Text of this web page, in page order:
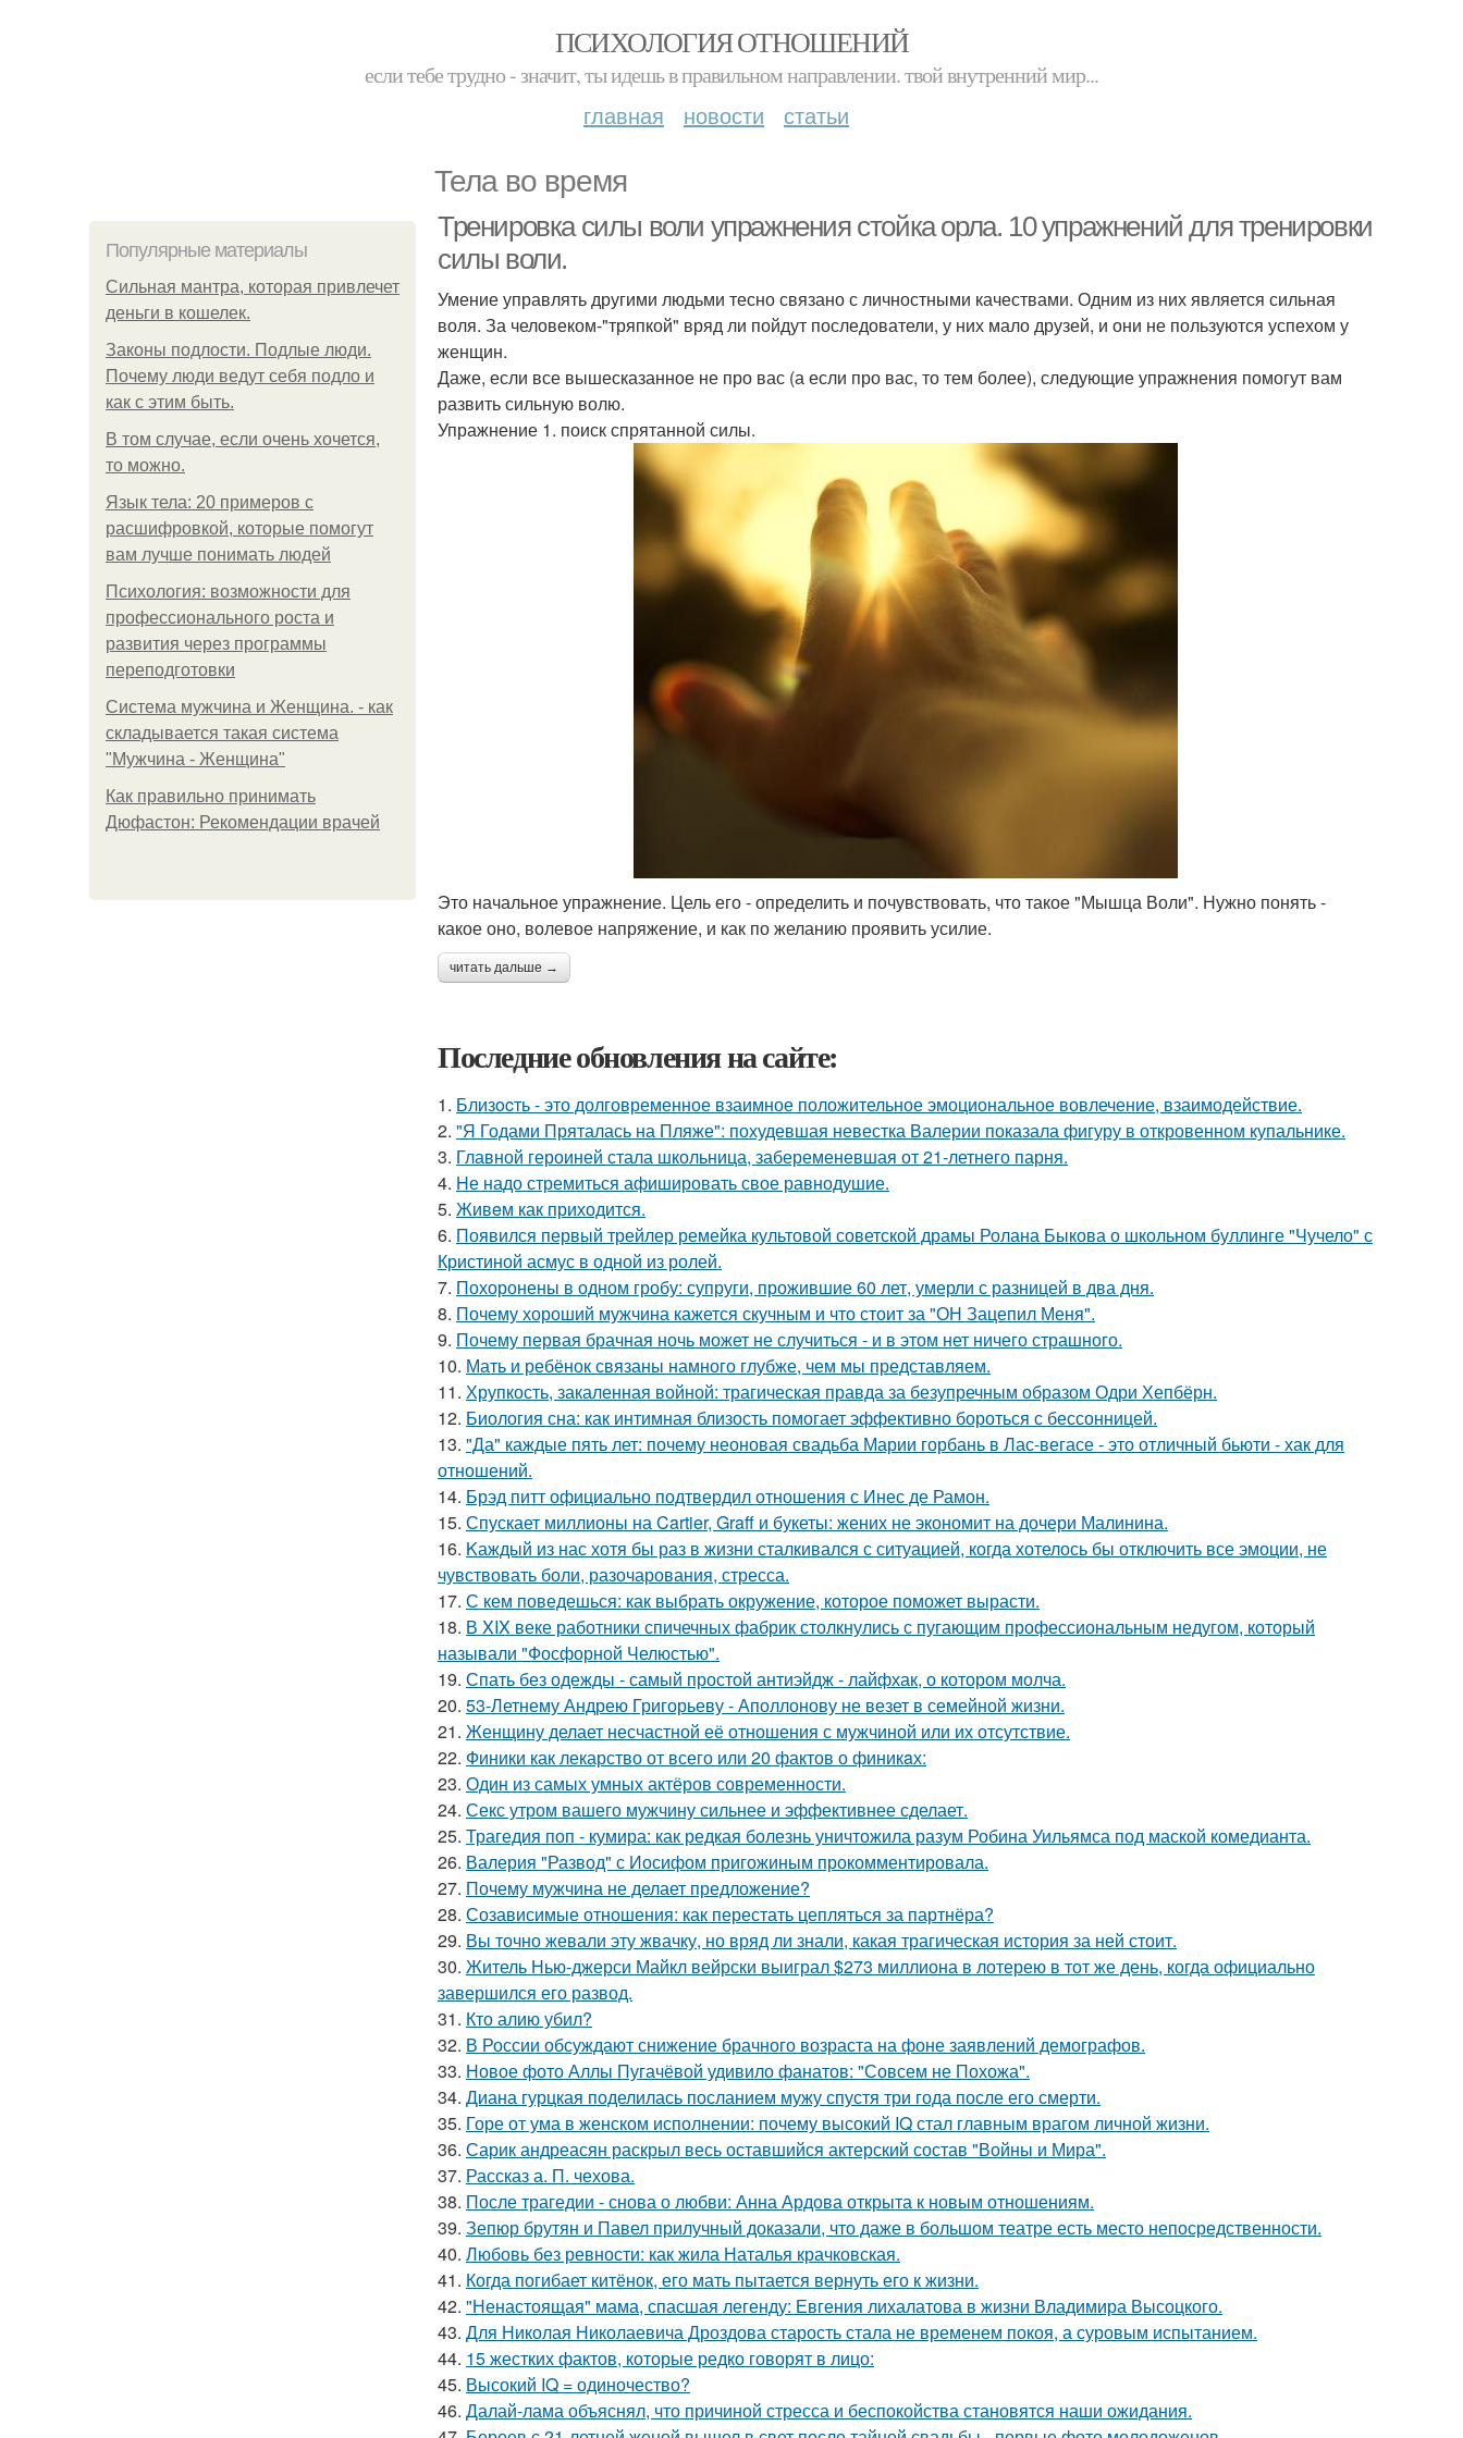
ПСИХОЛОГИЯ ОТНОШЕНИЙ
если тебе трудно - значит, ты идешь в правильном направлении. твой внутренний мир...
главная новости статьи
Тела во время
Популярные материалы
Сильная мантра, которая привлечет
деньги в кошелек.
Законы подлости. Подлые люди.
Почему люди ведут себя подло и
как с этим быть.
В том случае, если очень хочется,
то можно.
Язык тела: 20 примеров с
расшифровкой, которые помогут
вам лучше понимать людей
Психология: возможности для
профессионального роста и
развития через программы
переподготовки
Система мужчина и Женщина. - как
складывается такая система
"Мужчина - Женщина"
Как правильно принимать
Дюфастон: Рекомендации врачей
Тренировка силы воли упражнения стойка орла. 10 упражнений для тренировки
силы воли.
Умение управлять другими людьми тесно связано с личностными качествами. Одним из них является сильная
воля. За человеком-"тряпкой" вряд ли пойдут последователи, у них мало друзей, и они не пользуются успехом у
женщин.
Даже, если все вышесказанное не про вас (а если про вас, то тем более), следующие упражнения помогут вам
развить сильную волю.
Упражнение 1. поиск спрятанной силы.
Это начальное упражнение. Цель его - определить и почувствовать, что такое "Мышца Воли". Нужно понять -
какое оно, волевое напряжение, и как по желанию проявить усилие.
читать дальше →
Последние обновления на сайте:
1. Близocть - это долговременное взаимное положительное эмоциональное вовлечение, взаимодействие.
2. "Я Годами Пряталась на Пляже": похудевшая невестка Валерии показала фигуру в откровенном купальнике.
3. Главной героиней стала школьница, забеременевшая от 21-летнего парня.
4. Hе надо стремиться афишировать свое равнодушие.
5. Живeм как приходится.
6. Появился первый трейлер ремейка культовой советской драмы Ролана Быкова о школьном буллинге "Чучело" с
Кристиной асмус в одной из ролей.
7. Похоронены в одном гробу: супруги, прожившие 60 лет, умерли с разницей в два дня.
8. Почему хороший мужчина кажется скучным и что стоит за "ОН Зацепил Меня".
9. Почему первая брачная ночь может не случиться - и в этом нет ничего страшного.
10. Мать и ребёнок связаны намного глубже, чем мы представляем.
11. Хрупкость, закаленная войной: трагическая правда за безупречным образом Одри Хепбёрн.
12. Биология сна: как интимная близость помогает эффективно бороться с бессонницей.
13. "Да" каждые пять лет: почему неоновая свадьба Марии горбань в Лас-вегасе - это отличный бьюти - хак для
отношений.
14. Брэд питт официально подтвердил отношения с Инес де Рамон.
15. Спускает миллионы на Cartier, Graff и букеты: жених не экономит на дочери Малинина.
16. Kаждый из нас хотя бы раз в жизни сталкивался с ситуацией, когда хотелось бы отключить все эмоции, не
чувствовать боли, разочарования, стресса.
17. С кем поведешься: как выбрать окружение, которое поможет вырасти.
18. В XIX веке работники спичечных фабрик столкнулись с пугающим профессиональным недугом, который
называли "Фосфорной Челюстью".
19. Спать без одежды - самый простой антиэйдж - лайфхак, о котором молча.
20. 53-Летнему Андрею Григорьеву - Аполлонову не везет в семейной жизни.
21. Женщину делает несчастной её отношения с мужчиной или их отсутствие.
22. Финики как лекарство от всего или 20 фактов о финикaх:
23. Один из самых умных актёров современности.
24. Секс утром вашего мужчину сильнее и эффективнее сделает.
25. Трагедия поп - кумира: как редкая болезнь уничтожила разум Робина Уильямса под маской комедианта.
26. Валерия "Развод" с Иосифом пригожиным прокомментировала.
27. Почему мужчина не делает предложение?
28. Созависимые отношения: как перестать цепляться за партнёра?
29. Вы точно жевали эту жвачку, но вряд ли знали, какая трагическая история за ней стоит.
30. Житель Нью-джерси Майкл вейрски выиграл $273 миллиона в лотерею в тот же день, когда официально
завершился его развод.
31. Кто алию убил?
32. В России обсуждают снижение брачного возраста на фоне заявлений демографов.
33. Новое фото Аллы Пугачёвой удивило фанатов: "Совсем не Похожа".
34. Диана гурцкая поделилась посланием мужу спустя три года после его смерти.
35. Горе от ума в женском исполнении: почему высокий IQ стал главным врагом личной жизни.
36. Сарик андреасян раскрыл весь оставшийся актерский состав "Войны и Мира".
37. Рассказ а. П. чехова.
38. После трагедии - снова о любви: Анна Ардова открыта к новым отношениям.
39. Зепюр брутян и Павел прилучный доказали, что даже в большом театре есть место непосредственности.
40. Любовь без ревности: как жила Наталья крачковская.
41. Когда погибает китёнок, его мать пытается вернуть его к жизни.
42. "Ненастоящая" мама, спасшая легенду: Евгения лихалатова в жизни Владимира Высоцкого.
43. Для Николая Николаевича Дроздова старость стала не временем покоя, а суровым испытанием.
44. 15 жестких фактов, которые редко говорят в лицо:
45. Высокий IQ = одиночество?
46. Далай-лама объяснял, что причиной стресса и беспокойства становятся наши ожидания.